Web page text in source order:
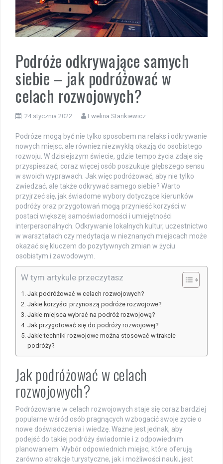
Podróże odkrywające samych
siebie – jak podróżować w
celach rozwojowych?
24 stycznia 2022 Ewelina Stankiewicz
Podróże mogą być nie tylko sposobem na relaks i odkrywanie
nowych miejsc, ale również niezwykłą okazją do osobistego
rozwoju. W dzisiejszym świecie, gdzie tempo życia zdaje się
przyspieszać, coraz więcej osób poszukuje głębszego sensu
w swoich wyprawach. Jak więc podróżować, aby nie tylko
zwiedzać, ale także odkrywać samego siebie? Warto
przyjrzeć się, jak świadome wybory dotyczące kierunków
podróży oraz przygotowań mogą przynieść korzyści w
postaci większej samoświadomości i umiejętności
interpersonalnych. Odkrywanie lokalnych kultur, uczestnictwo
w warsztatach czy medytacja w nieznanych miejscach może
okazać się kluczem do pozytywnych zmian w życiu
osobistym i zawodowym.
W tym artykule przeczytasz
Jak podróżować w celach rozwojowych?
Jakie korzyści przynoszą podróże rozwojowe?
Jakie miejsca wybrać na podróż rozwojową?
Jak przygotować się do podróży rozwojowej?
Jakie techniki rozwojowe można stosować w trakcie
podróży?
Jak podróżować w celach
rozwojowych?
Podróżowanie w celach rozwojowych staje się coraz bardziej
popularne wśród osób pragnących wzbogacić swoje życie o
nowe doświadczenia i wiedzę. Ważne jest jednak, aby
podejść do takiej podróży świadomie i z odpowiednim
planowaniem. Wybór odpowiednich miejsc, które oferują
zarówno atrakcje turystyczne, jak i możliwości nauki, jest